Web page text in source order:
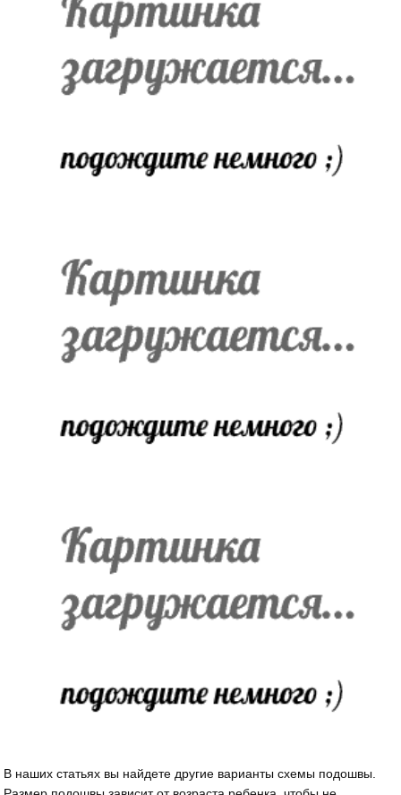
В наших статьях вы найдете другие варианты схемы подошвы.